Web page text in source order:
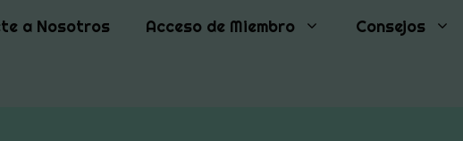
a Nosotros Acceso de Miembro Consejos